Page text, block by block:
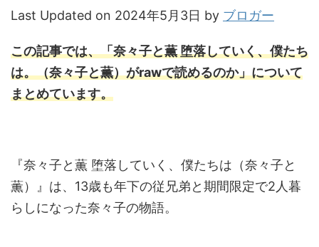
Last Updated on 2024年5月3日 by ブロガー
この記事では、「奈々子と薫 堕落していく、僕たち
は。（奈々子と薫）がrawで読めるのか」について
まとめています。
『奈々子と薫 堕落していく、僕たちは（奈々子と
薫）』は、13歳も年下の従兄弟と期間限定で2人暮
らしになった奈々子の物語。